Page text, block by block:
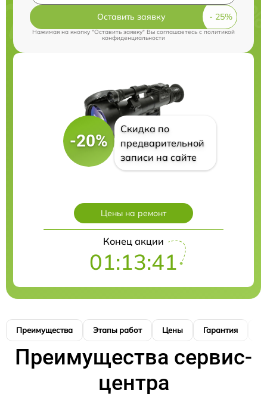
Оставить заявку
Нажимая на кнопку "Оставить заявку" Вы соглашаетесь cполитикой
конфиденциальности
-20%
Скидка по
предварительной
записи на сайте
Цены на ремонт
Конец акции
01:13:40
Преимущества Этапы работ Цены Гарантия
Преимущества сервис-
центра